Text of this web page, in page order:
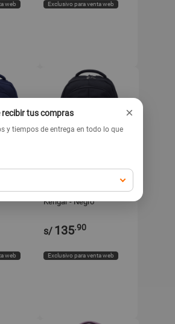
web Exclusivo para venta web
Piero
web
Mochila Modelo Piero
Kengar - Negro
s/ 135.90
Exclusivo para venta web
recibir tus compras ×
y tiempos de entrega en todo lo que